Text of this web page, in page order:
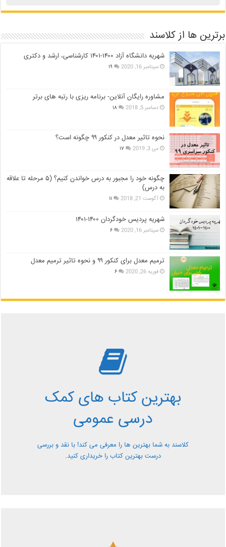
برترین ها از کلاسند
شهریه دانشگاه آزاد ۱۴۰۰-۱۴۰۱ کارشناسی، ارشد و دکتری
سپتامبر 16, 2020 ۱۹
مشاوره رایگان آنلاین- برنامه ریزی با رتبه های برتر
دسامبر 5, 2018 ۱۸
نحوه تاثیر معدل در کنکور ۹۹ چگونه است؟
می 3, 2019 ۱۷
چگونه خود را مجبور به درس خواندن کنیم؟ (۵ مرحله تا علاقه
به درس)
آگوست 21, 2018 ۱۱
شهریه پردیس خودگردان ۱۴۰۰-۱۴۰۱
سپتامبر 16, 2020 ۶
ترمیم معدل برای کنکور ۹۹ و نحوه تاثیر ترمیم معدل
فوریه 26, 2020 ۶
بهترین کتاب های کمک
درسی عمومی
کلاسند به شما بهترین ها را معرفی می کند! با نقد و بررسی
درست بهترین کتاب را خریداری کنید.
بررسی بهترین کتاب های
کمک درسی عمومی
معرفی کتاب های کمک درسی عمومی و بررسی آن ها کاملا
رایگان از کلاسند